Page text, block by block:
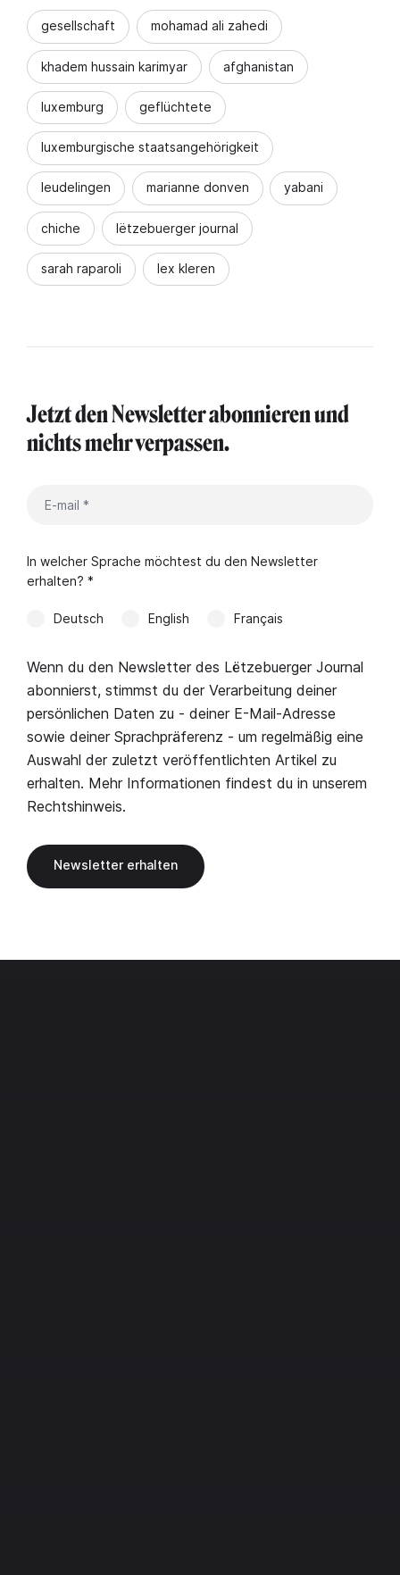
gesellschaft mohamad ali zahedi
khadem hussain karimyar afghanistan
luxemburg geflüchtete
luxemburgische staatsangehörigkeit
leudelingen marianne donven yabani
chiche lëtzebuerger journal
sarah raparoli lex kleren
Jetzt den Newsletter abonnieren und
nichts mehr verpassen.
In welcher Sprache möchtest du den Newsletter
erhalten? *
Deutsch English Français
Wenn du den Newsletter des Lëtzebuerger Journal
abonnierst, stimmst du der Verarbeitung deiner
persönlichen Daten zu - deiner E-Mail-Adresse
sowie deiner Sprachpräferenz - um regelmäßig eine
Auswahl der zuletzt veröffentlichten Artikel zu
erhalten. Mehr Informationen findest du in unserem
Rechtshinweis.